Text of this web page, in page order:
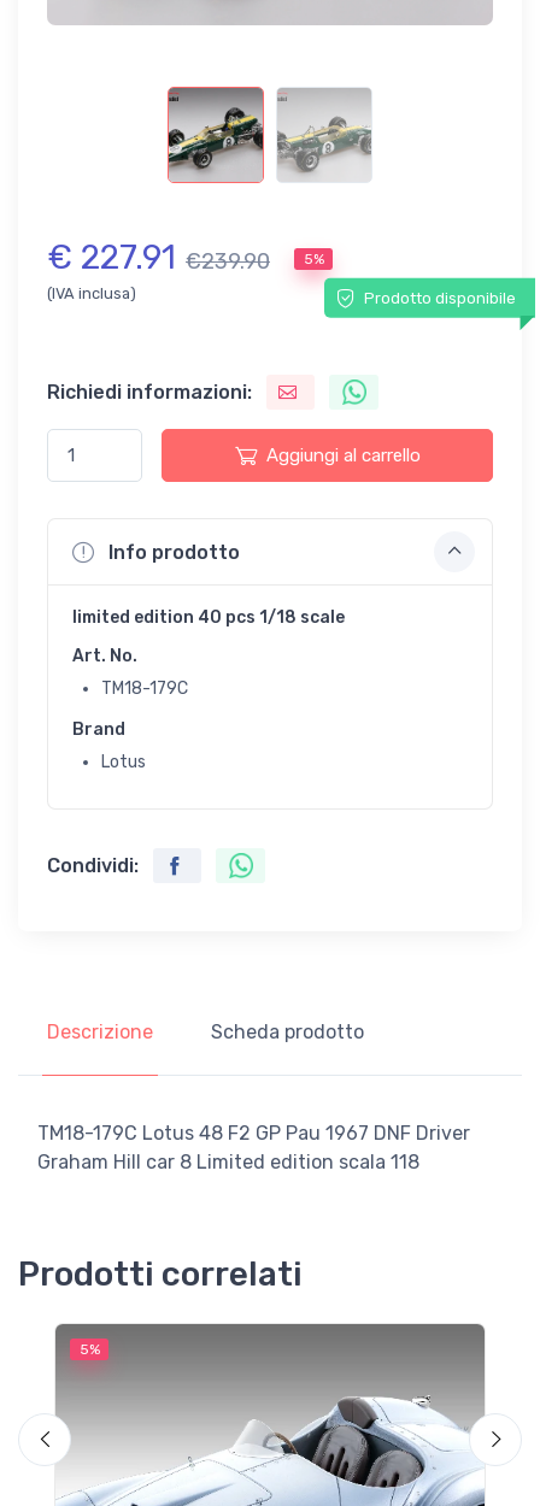
€ 227.91 €239.90 5%
(IVA inclusa) Prodotto disponibile
Richiedi informazioni:
Aggiungi al carrello
Info prodotto
limited edition 40 pcs 1/18 scale
Art. No.
TM18-179C
Brand
Lotus
Condividi:
Descrizione Scheda prodotto
TM18-179C Lotus 48 F2 GP Pau 1967 DNF Driver
Graham Hill car 8 Limited edition scala 118
Prodotti correlati
5%